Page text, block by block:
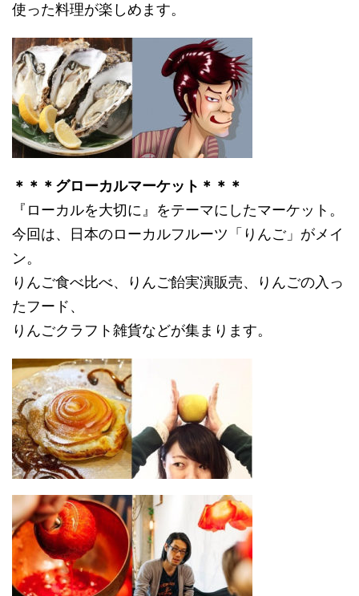
使った料理が楽しめます。
＊＊＊グローカルマーケット＊＊＊
『ローカルを大切に』をテーマにしたマーケット。
今回は、日本のローカルフルーツ「りんご」がメイ
ン。
りんご食べ比べ、りんご飴実演販売、りんごの入っ
たフード、
りんごクラフト雑貨などが集まります。